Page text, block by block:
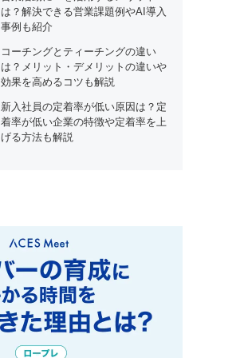
は？解決できる営業課題例やAI導入
事例も紹介
コーチングとティーチングの違い
は？メリット・デメリットの違いや
効果を高めるコツも解説
新入社員の定着率が低い原因は？定
着率が低い企業の特徴や定着率を上
げる方法も解説